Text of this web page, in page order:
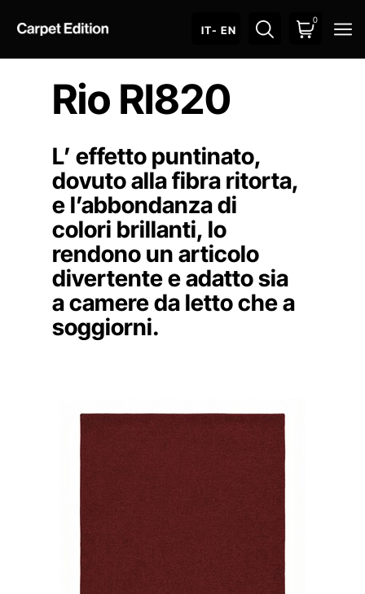
IT- EN
0
Rio RI820
L’ effetto puntinato,
dovuto alla fibra ritorta,
e l’abbondanza di
colori brillanti, lo
rendono un articolo
divertente e adatto sia
a camere da letto che a
soggiorni.